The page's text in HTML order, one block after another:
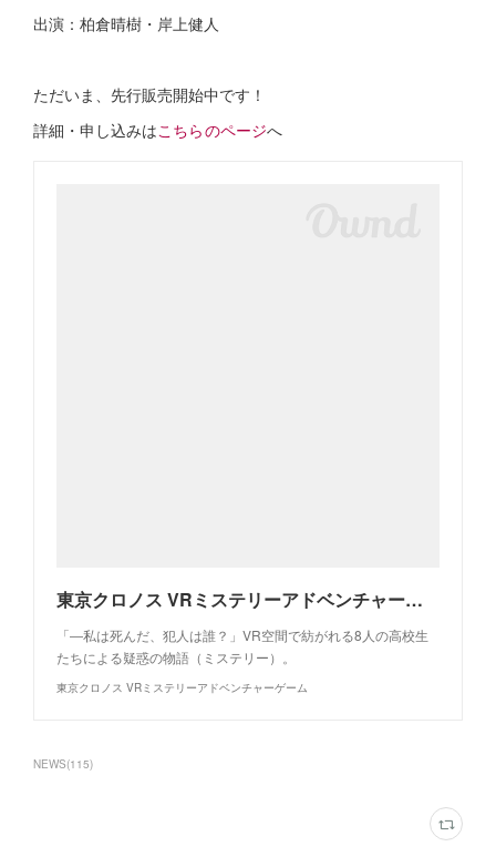
出演：柏倉晴樹・岸上健人
ただいま、先行販売開始中です！
詳細・申し込みはこちらのページへ
東京クロノス VRミステリーアドベンチャーゲーム
「―私は死んだ、犯人は誰？」VR空間で紡がれる8人の高校生
たちによる疑惑の物語（ミステリー）。
東京クロノス VRミステリーアドベンチャーゲーム
NEWS(115)